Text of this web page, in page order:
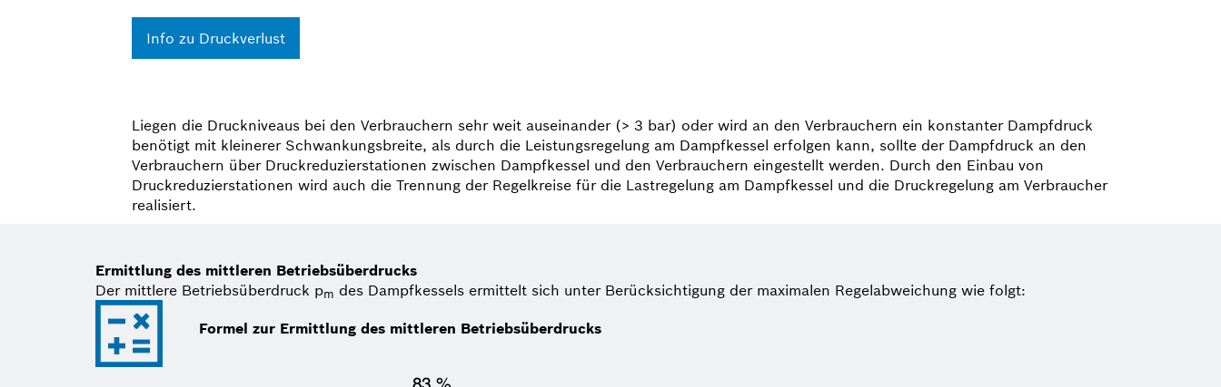
Info zu Druckverlust
Liegen die Druckniveaus bei den Verbrauchern sehr weit auseinander (> 3 bar) oder wird an den Ver­brauchern ein konstanter Dampfdruck
benötigt mit kleinerer Schwankungsbreite, als durch die Leistungs­regelung am Dampfkessel erfolgen kann, sollte der Dampfdruck an den
Verbrau­chern über Druck­reduzierstationen zwischen Dampfkessel und den Verbrauchern eingestellt werden. Durch den Einbau von
Druckreduzierstationen wird auch die Trennung der Regelkreise für die Last­regelung am Dampfkessel und die Druckregelung am Verbraucher
realisiert.
Ermittlung des mittleren Betriebsüberdrucks
Der mittlere Betriebsüberdruck pm des Dampfkessels ermittelt sich unter Berücksichtigung der maximalen Regelabweichung wie folgt:
Formel zur Ermittlung des mittleren Betriebsüberdrucks